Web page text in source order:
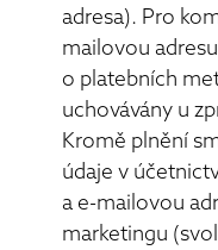
adresa). Pro
mailovou
o platebních
uchovávány u
Kromě plnění
údaje v
a e-mailovou
marketingu